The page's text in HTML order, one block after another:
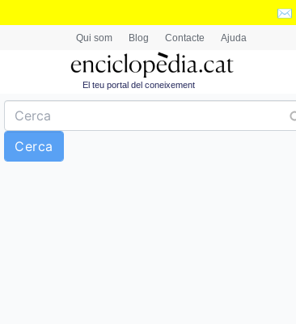
✉️
Qui som Blog Contacte Ajuda
El teu portal del coneixement